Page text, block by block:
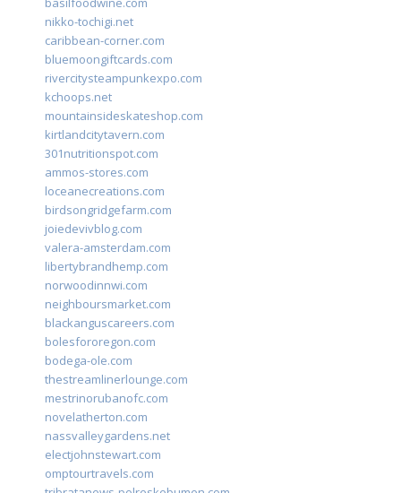
nikko-tochigi.net
caribbean-corner.com
bluemoongiftcards.com
rivercitysteampunkexpo.com
kchoops.net
mountainsideskateshop.com
kirtlandcitytavern.com
301nutritionspot.com
ammos-stores.com
loceanecreations.com
birdsongridgefarm.com
joiedevivblog.com
valera-amsterdam.com
libertybrandhemp.com
norwoodinnwi.com
neighboursmarket.com
blackanguscareers.com
bolesfororegon.com
bodega-ole.com
thestreamlinerlounge.com
mestrinorubanofc.com
novelatherton.com
nassvalleygardens.net
electjohnstewart.com
omptourtravels.com